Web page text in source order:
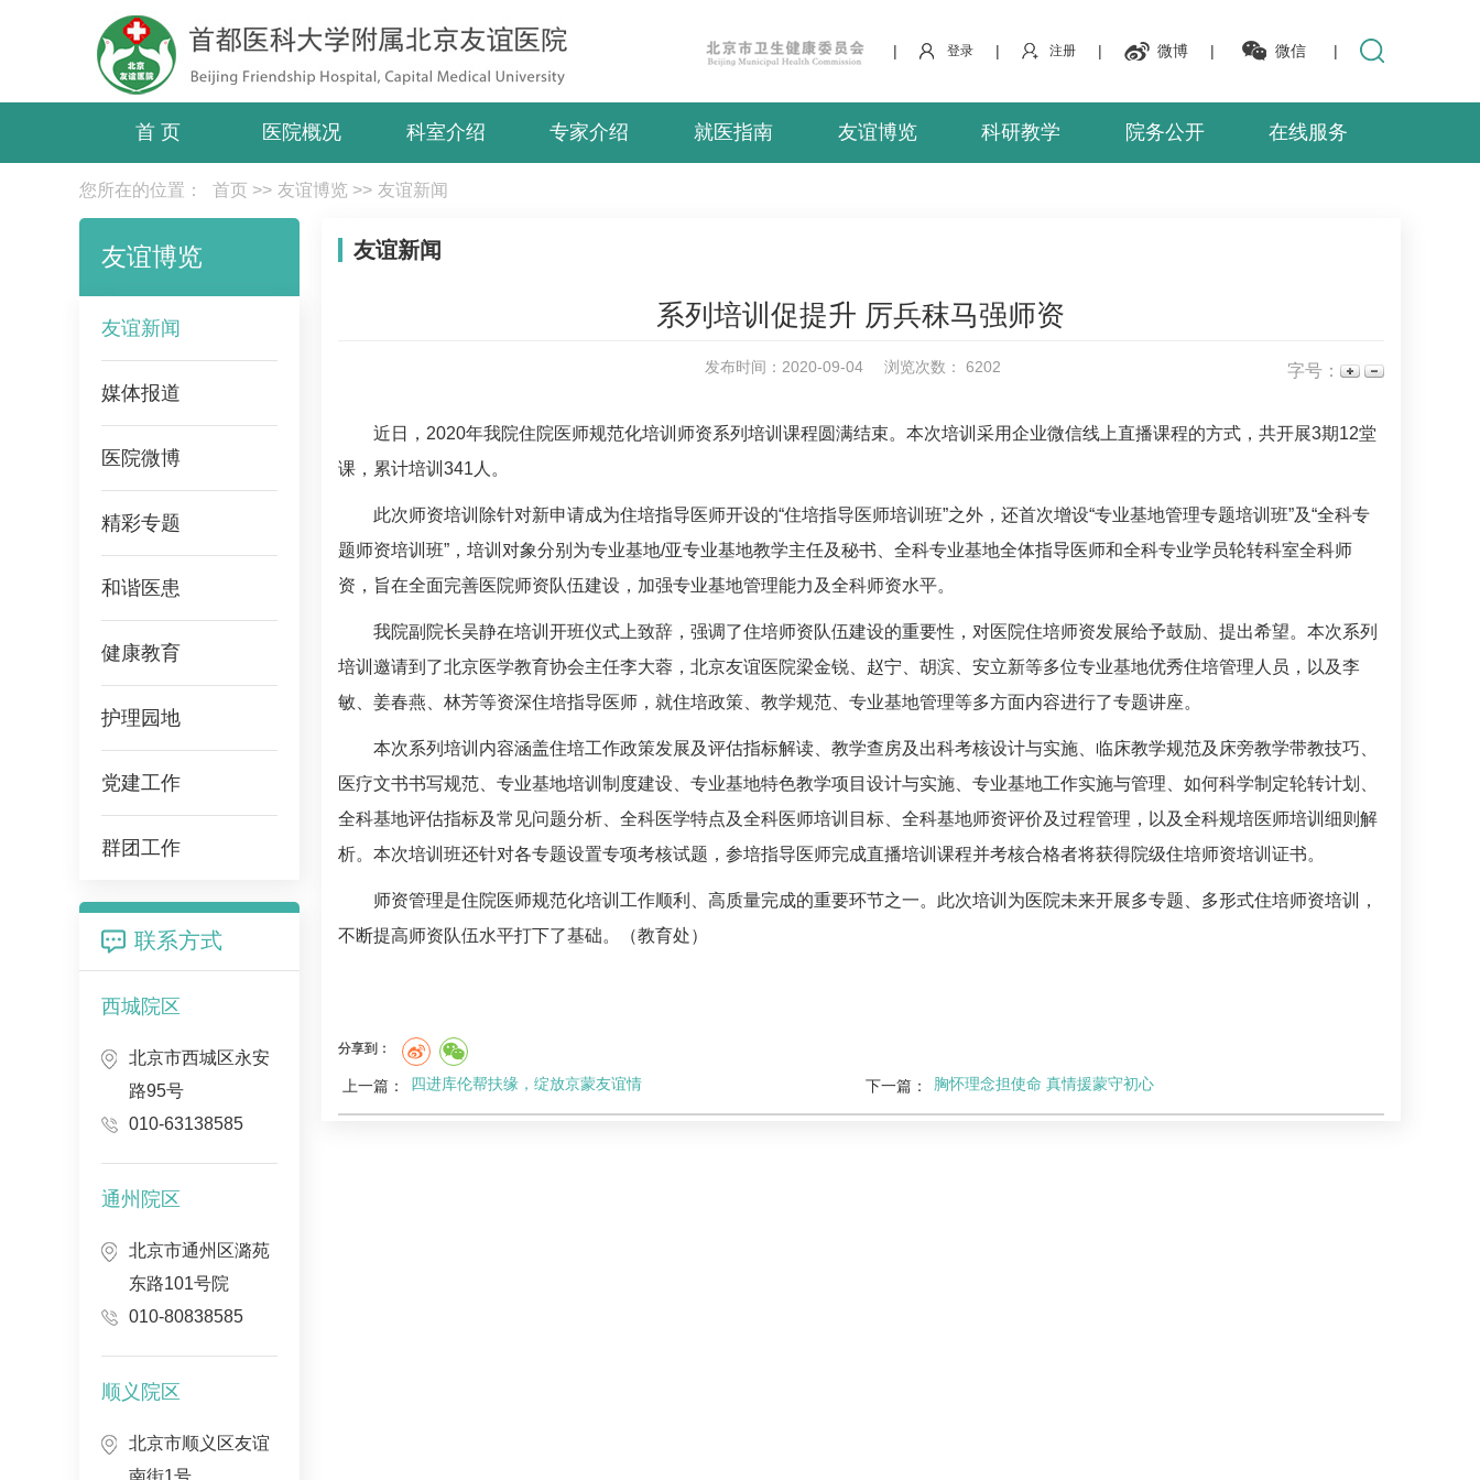
| 登录 | 注册 | 微博 | 微信 |
首 页 医院概况 科室介绍 专家介绍 就医指南 友谊博览 科研教学 院务公开 在线服务
您所在的位置： 首页 >> 友谊博览 >> 友谊新闻
友谊博览
友谊新闻
媒体报道
医院微博
精彩专题
和谐医患
健康教育
护理园地
党建工作
群团工作
联系方式
西城院区
北京市西城区永安
路95号
010-63138585
通州院区
北京市通州区潞苑
东路101号院
010-80838585
顺义院区
北京市顺义区友谊
南街1号
友谊新闻
系列培训促提升 厉兵秣马强师资
发布时间：2020-09-04 浏览次数： 6202 字号：
近日，2020年我院住院医师规范化培训师资系列培训课程圆满结束。本次培训采用企业微信线上直播课程的方式，共开展3期12堂
课，累计培训341人。
此次师资培训除针对新申请成为住培指导医师开设的“住培指导医师培训班”之外，还首次增设“专业基地管理专题培训班”及“全科专
题师资培训班”，培训对象分别为专业基地/亚专业基地教学主任及秘书、全科专业基地全体指导医师和全科专业学员轮转科室全科师
资，旨在全面完善医院师资队伍建设，加强专业基地管理能力及全科师资水平。
我院副院长吴静在培训开班仪式上致辞，强调了住培师资队伍建设的重要性，对医院住培师资发展给予鼓励、提出希望。本次系列
培训邀请到了北京医学教育协会主任李大蓉，北京友谊医院梁金锐、 赵宁 、胡滨、 安立新等多位专业基地优秀住培管理人员，以及李
敏
姜春燕 林芳等资深住培指导医师，就住培政策、教学规范、专业基地管理等多方面内容进行了专题讲座。
本次系列培训内容涵盖住培工作政策发展及评估指标解读、教学查房及出科考核设计与实施、临床教学规范及床旁教学带教技巧、
医疗文书书写规范、专业基地培训制度建设、专业基地特色教学项目设计与实施、专业基地工作实施与管理、如何科学制定轮转计划、
全科基地评估指标及常见问题分析、全科医学特点及全科医师培训目标、全科基地师资评价及过程管理，以及全科规培医师培训细则解
析。本次培训班还针对各专题设置专项考核试题，参培指导医师完成直播培训课程并考核合格者将获得院级住培师资培训证书。
师资管理是住院医师规范化培训工作顺利、高质量完成的重要环节之一。此次培训为医院未来开展多专题、多形式住培师资培训，
不断提高师资队伍水平打下了基础。（教育处）
分享到：
上一篇： 四进库伦帮扶缘，绽放京蒙友谊情 下一篇： 胸怀理念担使命 真情援蒙守初心